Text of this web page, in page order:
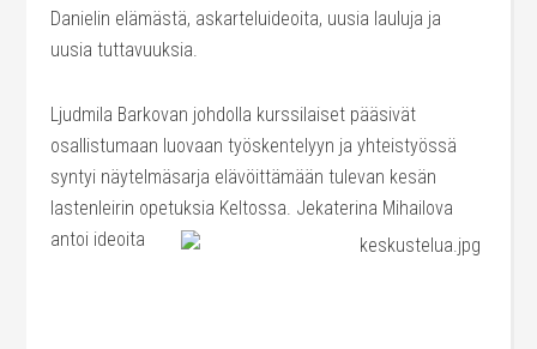
Danielin elämästä, askarteluideoita, uusia lauluja ja
uusia tuttavuuksia.
Ljudmila Barkovan johdolla kurssilaiset pääsivät
osallistumaan luovaan työskentelyyn ja yhteistyössä
syntyi näytelmäsarja elävöittämään tulevan kesän
lastenleirin opetuksia Keltossa. Jekaterina Mihailova
antoi ideoita